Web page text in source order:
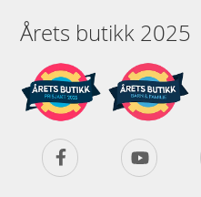
Årets butikk 2025